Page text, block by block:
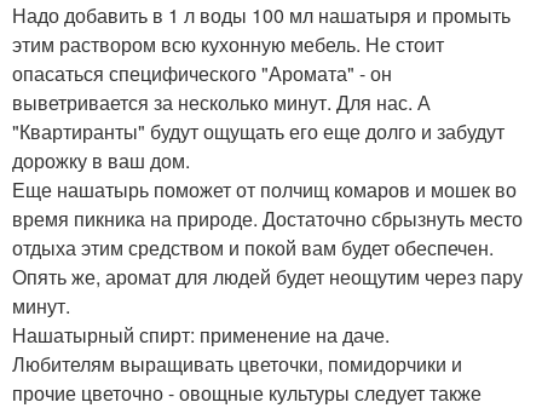
Надо добавить в 1 л воды 100 мл нашатыря и промыть
этим раствором всю кухонную мебель. Не стоит
опасаться специфического "Аромата" - он
выветривается за несколько минут. Для нас. А
"Квартиранты" будут ощущать его еще долго и забудут
дорожку в ваш дом.
Еще нашатырь поможет от полчищ комаров и мошек во
время пикника на природе. Достаточно сбрызнуть место
отдыха этим средством и покой вам будет обеспечен.
Опять же, аромат для людей будет неощутим через пару
минут.
Нашатырный спирт: применение на даче.
Любителям выращивать цветочки, помидорчики и
прочие цветочно - овощные культуры следует также